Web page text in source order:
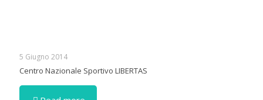
5 Giugno 2014
Centro Nazionale Sportivo LIBERTAS